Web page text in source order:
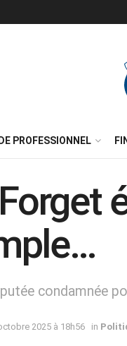
PROFESSIONNEL
condamnée
2025 à 18h56 in